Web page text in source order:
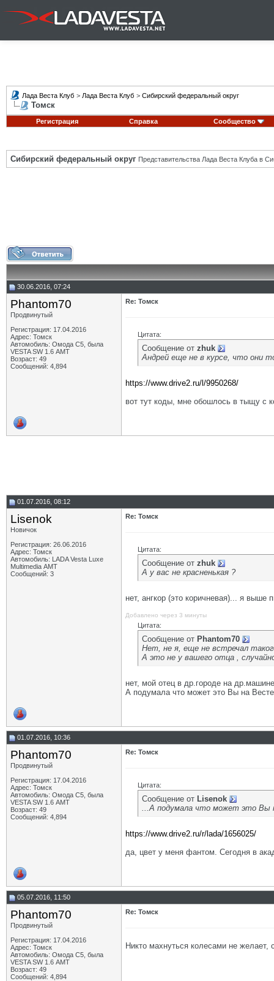
Лада Веста Клуб > Лада Веста Клуб > Сибирский федеральный округ
Томск
Регистрация Справка Сообщество
Сибирский федеральный округ Представительства Лада Веста Клуба в
30.06.2016, 07:24
Phantom70
Продвинутый
Регистрация: 17.04.2016
Адрес: Томск
Автомобиль: Омода С5, была
VESTA SW 1.6 АМТ
Возраст: 49
Сообщений: 4,894
Re: Томск
Цитата:
Сообщение от zhuk
Андрей еще не в курсе, что они
https://www.drive2.ru/l/9950268/
вот тут коды, мне обошлось в тыщу с
01.07.2016, 08:12
Lisenok
Новичок
Регистрация: 26.06.2016
Адрес: Томск
Автомобиль: LADA Vesta Luxe
Multimedia АМТ
Сообщений: 3
Re: Томск
Цитата:
Сообщение от zhuk
А у вас не красненькая ?
нет, ангкор (это коричневая)... я выше
Добавлено через 3 минуты
Цитата:
Сообщение от Phantom70
Нет, не я, еще не встречал
А это не у вашего отца ,
нет, мой отец в др.городе на
А подумала что может это Вы на
01.07.2016, 10:36
Phantom70
Продвинутый
Регистрация: 17.04.2016
Адрес: Томск
Автомобиль: Омода С5, была
VESTA SW 1.6 АМТ
Возраст: 49
Сообщений: 4,894
Re: Томск
Цитата:
Сообщение от Lisenok
...А подумала что может это Вы
https://www.drive2.ru/r/lada/1656025/
да, цвет у меня фантом. Сегодня в
05.07.2016, 11:50
Phantom70
Продвинутый
Регистрация: 17.04.2016
Адрес: Томск
Автомобиль: Омода С5, была
VESTA SW 1.6 АМТ
Возраст: 49
Сообщений: 4,894
Re: Томск
Никто махнуться колесами не желает,